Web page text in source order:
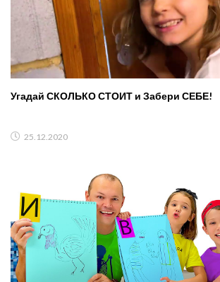
Угадай СКОЛЬКО СТОИТ и Забери СЕБЕ!
25.12.2020